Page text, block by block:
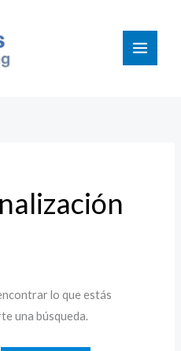
lo que estás
una búsqueda.